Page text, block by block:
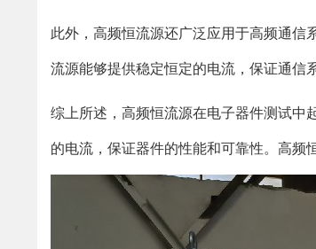
此外，高频恒流源还广泛应用于高频通信
流源能够提供稳定恒定的电流，保证通信
综上所述，高频恒流源在电子器件测试中
的电流，保证器件的性能和可靠性。高频